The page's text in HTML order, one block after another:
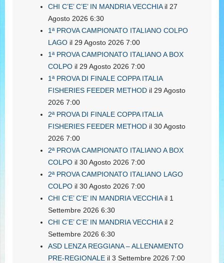
CHI C’E’ C’E’ IN MANDRIA VECCHIAil 27
Agosto 2026 6:30
1ª PROVA CAMPIONATO ITALIANO COLPO
LAGO il 29 Agosto 2026 7:00
1ª PROVA CAMPIONATO ITALIANO A BOX
COLPO il 29 Agosto 2026 7:00
1ª PROVA DI FINALE COPPA ITALIA
FISHERIES FEEDER METHOD il 29 Agosto
2026 7:00
2ª PROVA DI FINALE COPPA ITALIA
FISHERIES FEEDER METHOD il 30 Agosto
2026 7:00
2ª PROVA CAMPIONATO ITALIANO A BOX
COLPO il 30 Agosto 2026 7:00
2ª PROVA CAMPIONATO ITALIANO LAGO
COLPO il 30 Agosto 2026 7:00
CHI C’E’ C’E’ IN MANDRIA VECCHIAil 1
Settembre 2026 6:30
CHI C’E’ C’E’ IN MANDRIA VECCHIAil 2
Settembre 2026 6:30
ASD LENZA REGGIANA – ALLENAMENTO
PRE-REGIONALE il 3 Settembre 2026 7:00